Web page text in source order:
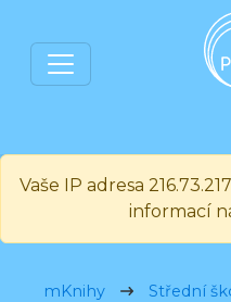
Vaše IP adresa
informací
mKnihy
Střední